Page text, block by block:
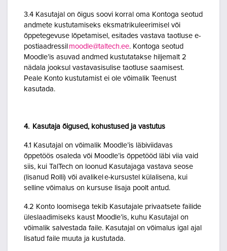
3.4 Kasutajal on õigus soovi korral oma Kontoga seotud
andmete kustutamiseks eksmatrikuleerimisel või
õppetegevuse lõpetamisel, esitades vastava taotluse e-
postiaadressil moodle@taltech.ee. Kontoga seotud
Moodle’is asuvad andmed kustutatakse hiljemalt 2
nädala jooksul vastavasisulise taotluse saamisest.
Peale Konto kustutamist ei ole võimalik Teenust
kasutada.
4. Kasutaja õigused, kohustused ja vastutus
4.1 Kasutajal on võimalik Moodle’is läbiviidavas
õppetöös osaleda või Moodle’is õppetööd läbi viia vaid
siis, kui TalTech on loonud Kasutajaga vastava seose
(lisanud Rolli) või avalikel e-kursustel külalisena, kui
selline võimalus on kursuse lisaja poolt antud.
4.2 Konto loomisega tekib Kasutajale privaatsete failide
üleslaadimiseks kaust Moodle’is, kuhu Kasutajal on
võimalik salvestada faile. Kasutajal on võimalus igal ajal
lisatud faile muuta ja kustutada.